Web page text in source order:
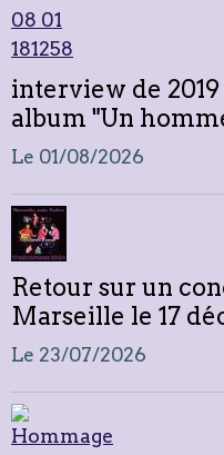
interview de
album "Un
Le 01/08/2026
Retour sur un
Marseille le 17
Le 23/07/2026